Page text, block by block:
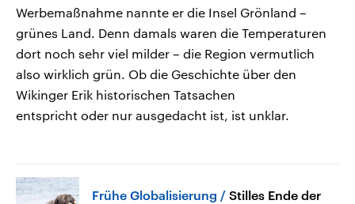
Werbemaßnahme nannte er die Insel Grönland –
grünes Land. Denn damals waren die Temperaturen
dort noch sehr viel milder – die Region vermutlich
also wirklich grün. Ob die Geschichte über den
Wikinger Erik historischen Tatsachen
entspricht oder nur ausgedacht ist, ist unklar.
Frühe Globalisierung
Stilles Ende der